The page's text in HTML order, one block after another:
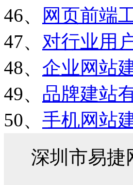
46、
网页前端
47、 对行业用
48、 企业网站
49、 品牌建站
50、 手机网站
深圳市易